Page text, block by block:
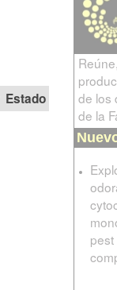
Estado
de los
de la